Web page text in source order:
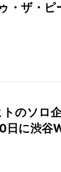
・ザ・ピ
のソロ
日に渋谷